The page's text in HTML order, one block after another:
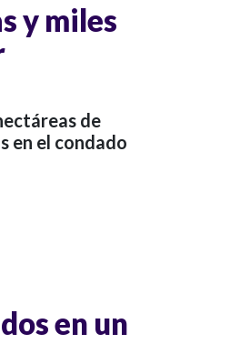
y miles
de
en el condado
en un